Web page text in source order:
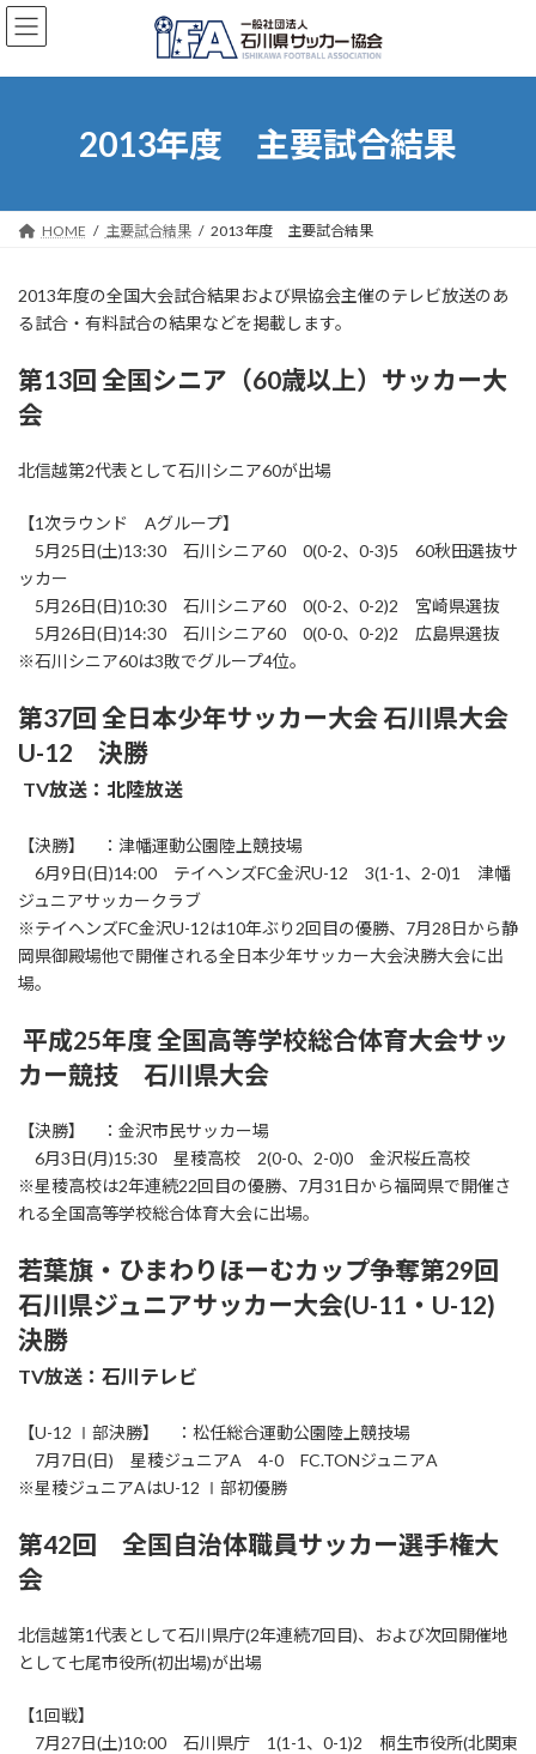
コ
ン
ン
ナ
ビ
ー
2013年度 主要試合結果
HOME 主要試合結果 2013年度 主要試合結果
2013年度の全国大会試合結果および県協会主催のテレビ放送のあ
る試合・有料試合の結果などを掲載します。
第13回 全国シニア（60歳以上）サッカー大
会
北信越第2代表として石川シニア60が出場
【1次ラウンド Aグループ】
5月25日(土)13:30 石川シニア60 0(0-2、0-3)5 60秋田選抜サ
ッカー
5月26日(日)10:30 石川シニア60 0(0-2、0-2)2 宮崎県選抜
5月26日(日)14:30 石川シニア60 0(0-0、0-2)2 広島県選抜
※石川シニア60は3敗でグループ4位。
第37回 全日本少年サッカー大会 石川県大会
U-12 決勝
TV放送：北陸放送
【決勝】 ：津幡運動公園陸上競技場
6月9日(日)14:00 テイヘンズFC金沢U-12 3(1-1、2-0)1 津幡
ジュニアサッカークラブ
※テイヘンズFC金沢U-12は10年ぶり2回目の優勝、7月28日から静
岡県御殿場他で開催される全日本少年サッカー大会決勝大会に出
場。
平成25年度 全国高等学校総合体育大会サッ
カー競技 石川県大会
【決勝】 ：金沢市民サッカー場
6月3日(月)15:30 星稜高校 2(0-0、2-0)0 金沢桜丘高校
※星稜高校は2年連続22回目の優勝、7月31日から福岡県で開催さ
れる全国高等学校総合体育大会に出場。
若葉旗・ひまわりほーむカップ争奪第29回
石川県ジュニアサッカー大会(U-11・U-12)
決勝
TV放送：石川テレビ
【U-12 Ⅰ部決勝】 ：松任総合運動公園陸上競技場
7月7日(日) 星稜ジュニアA 4-0 FC.TONジュニアA
※星稜ジュニアAはU-12 Ⅰ部初優勝
第42回 全国自治体職員サッカー選手権大
会
北信越第1代表として石川県庁(2年連続7回目)、および次回開催地
として七尾市役所(初出場)が出場
【1回戦】
7月27日(土)10:00 石川県庁 1(1-1、0-1)2 桐生市役所(北関東